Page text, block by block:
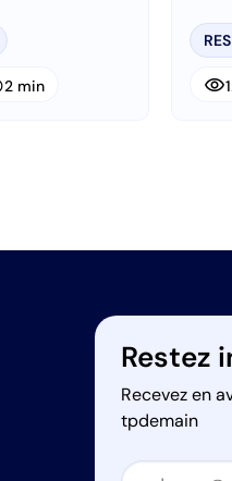
2 min visibility
Restez
Recevez en
tpdemain